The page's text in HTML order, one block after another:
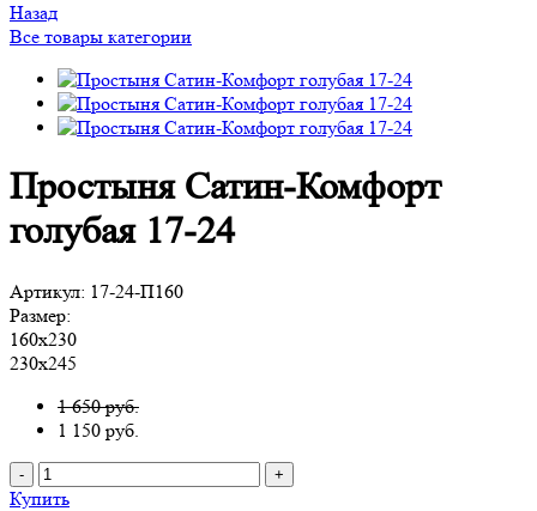
Назад
Все товары категории
Простыня Сатин-Комфорт
голубая 17-24
Артикул: 17-24-П160
Размер:
160х230
230х245
1 650 руб.
1 150 руб.
- +
Купить